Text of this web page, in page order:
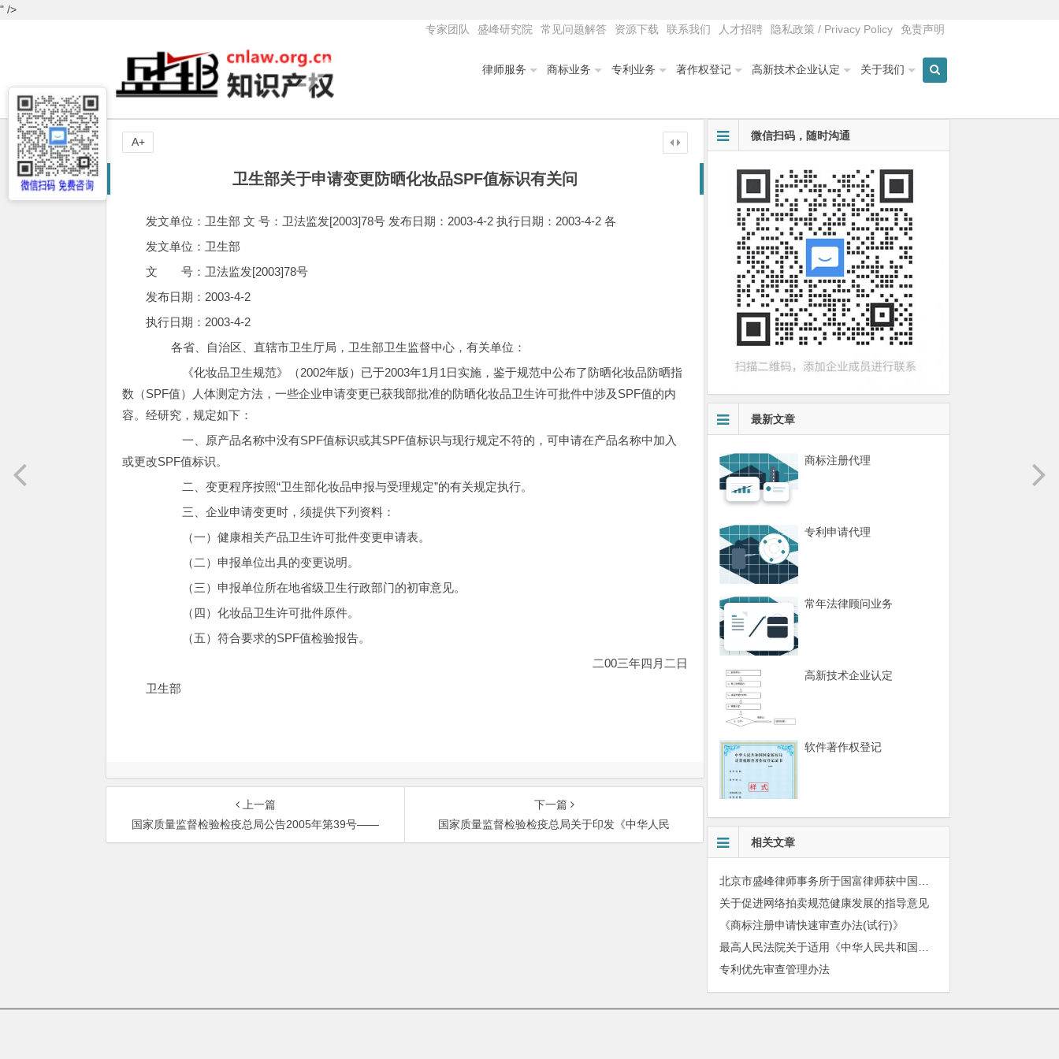
" />
专家团队
盛峰研究院 常见问题解答 资源下载 联系我们 人才招聘 隐私政策 / Privacy Policy 免责声明
律师服务 商标业务 专利业务 著作权登记 高新技术企业认定 关于我们
卫生部关于申请变更防晒化妆品SPF值标识有关问
发文单位：卫生部 文 号：卫法监发[2003]78号 发布日期：2003-4-2 执行日期：2003-4-2 各
发文单位：卫生部
文 号：卫法监发[2003]78号
发布日期：2003-4-2
执行日期：2003-4-2
各省、自治区、直辖市卫生厅局，卫生部卫生监督中心，有关单位：
《化妆品卫生规范》（2002年版）已于2003年1月1日实施，鉴于规范中公布了防晒化妆品防晒指
数（SPF值）人体测定方法，一些企业申请变更已获我部批准的防晒化妆品卫生许可批件中涉及SPF值的内
容。经研究，规定如下：
一、原产品名称中没有SPF值标识或其SPF值标识与现行规定不符的，可申请在产品名称中加入
或更改SPF值标识。
二、变更程序按照“卫生部化妆品申报与受理规定”的有关规定执行。
三、企业申请变更时，须提供下列资料：
（一）健康相关产品卫生许可批件变更申请表。
（二）申报单位出具的变更说明。
（三）申报单位所在地省级卫生行政部门的初审意见。
（四）化妆品卫生许可批件原件。
（五）符合要求的SPF值检验报告。
二00三年四月二日
卫生部
A+
上一篇
国家质量监督检验检疫总局公告2005年第39号——
下一篇
国家质量监督检验检疫总局关于印发《中华人民
微信扫码，随时沟通
最新文章
商标注册代理
专利申请代理
常年法律顾问业务
高新技术企业认定
软件著作权登记
相关文章
关于促进网络拍卖规范健康发展的指导意见
《商标注册申请快速审查办法(试行)》
专利优先审查管理办法